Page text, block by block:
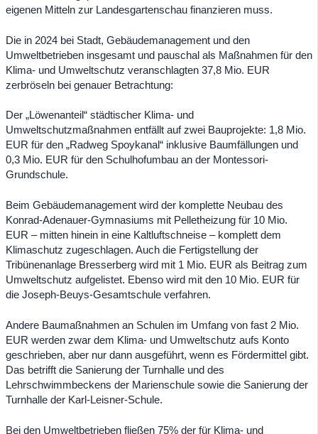
eigenen Mitteln zur Landesgartenschau finanzieren muss.
Die in 2024 bei Stadt, Gebäudemanagement und den
Umweltbetrieben insgesamt und pauschal als Maßnahmen für den
Klima- und Umweltschutz veranschlagten 37,8 Mio. EUR
zerbröseln bei genauer Betrachtung:
Der „Löwenanteil“ städtischer Klima- und
Umweltschutzmaßnahmen entfällt auf zwei Bauprojekte: 1,8 Mio.
EUR für den „Radweg Spoykanal“ inklusive Baumfällungen und
0,3 Mio. EUR für den Schulhofumbau an der Montessori-
Grundschule.
Beim Gebäudemanagement wird der komplette Neubau des
Konrad-Adenauer-Gymnasiums mit Pelletheizung für 10 Mio.
EUR – mitten hinein in eine Kaltluftschneise – komplett dem
Klimaschutz zugeschlagen. Auch die Fertigstellung der
Tribünenanlage Bresserberg wird mit 1 Mio. EUR als Beitrag zum
Umweltschutz aufgelistet. Ebenso wird mit den 10 Mio. EUR für
die Joseph-Beuys-Gesamtschule verfahren.
Andere Baumaßnahmen an Schulen im Umfang von fast 2 Mio.
EUR werden zwar dem Klima- und Umweltschutz aufs Konto
geschrieben, aber nur dann ausgeführt, wenn es Fördermittel gibt.
Das betrifft die Sanierung der Turnhalle und des
Lehrschwimmbeckens der Marienschule sowie die Sanierung der
Turnhalle der Karl-Leisner-Schule.
Bei den Umweltbetrieben fließen 75% der für Klima- und